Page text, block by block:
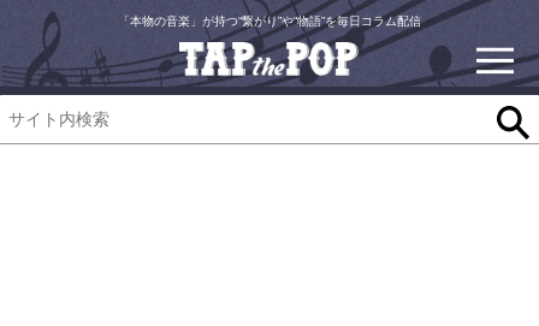
「本物の音楽」が持つ“繋がり”や“物語”を毎日コラム配信